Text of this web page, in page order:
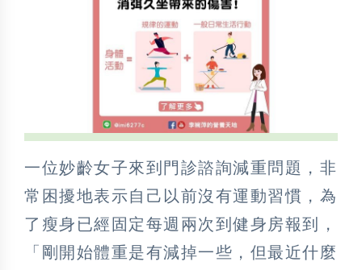
一位妙齡女子來到門診諮詢減重問題，非
常困擾地表示自己以前沒有運動習慣，為
了瘦身已經固定每週兩次到健身房報到，
「剛開始體重是有減掉一些，但最近什麼